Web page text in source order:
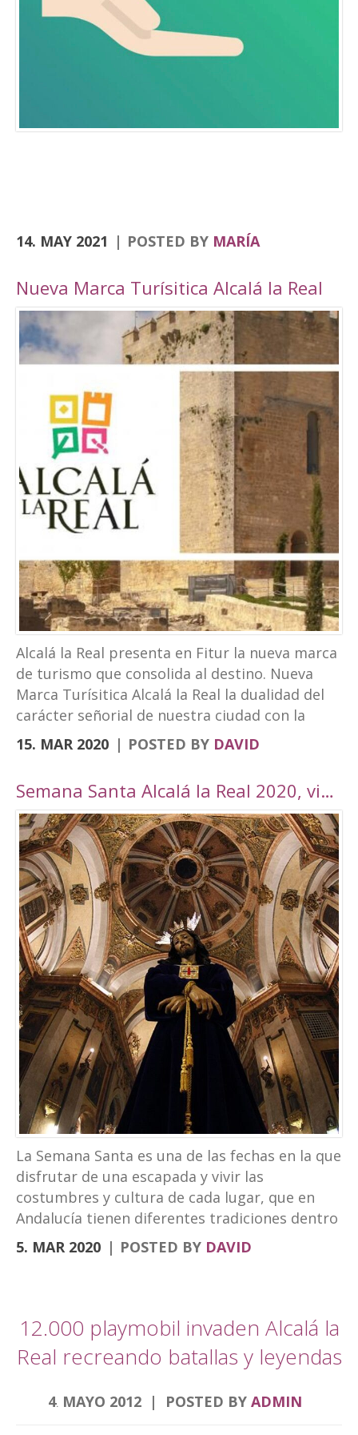
o el yacimiento de Domus Herculana, entre
otros. Incorpora la visita y entrada a la
Fortaleza de la Mota, con su Iglesia Abacial,
el apartado de senderismo, están previstas
14. MAY 2021 POSTED BY MARÍA
Nueva Marca Turísitica Alcalá la Real
Alcalá la Real presenta en Fitur la nueva marca
de turismo que consolida al destino. Nueva
Marca Turísitica Alcalá la Real la dualidad del
carácter señorial de nuestra ciudad con la
vanguardia y su realidad actual de ciudad
moderna. Fortaleza Abacial y pueblo nuevo.
«convivimos siendo además tierra de frontera
y que hemos querido plasmar en esta marca
tan poderosa». A través de cuatro elementos y
cuatro colores el logo destaca cultura,
patrimonio, entorno natural y experiencias. El
símbolo amarillo, que recuerda a un ojo,
engloba toda la cultura y singularidades de la
ciudad. El naranja, que representa la silueta de
una atalaya, se destina al patrimonio e
historia. El verde, por su parte, que dibuja una
hoja, es el elemento que identificará todo el
mundo rural y natural del municipio, junto con
el turismo activo. Por último, el tono magenta
simboliza un sendero abierto y se centra en el
turismo experiencial, unido al ocio y los
eventos. La marca puede verse en las
banderolas que el Ayuntamiento ha instalado
en la fachada de Palacio Abacial y el entorno de
Capuchinos, en el Paseo de los Álamos. El
cartel de la Semana […]
15. MAR 2020 POSTED BY DAVID
Semana Santa Alcalá la Real 2020, viaje por Andalucía
La Semana Santa es una de las fechas en la que
disfrutar de una escapada y vivir las
costumbres y cultura de cada lugar, que en
Andalucía tienen diferentes tradiciones dentro
de la Semana Santa. Desde el Hotel
Torrepalma te traemos una escapad diferente.
hacer en viajes cortos. Semana Santa Alcalá la
Real, roadtrip Córdoba, Granada y Jaén
Comenzamos por la Semana Santa de Alcalá la
Nuestra Semana de pasión es única sin duda
5. MAR 2020 POSTED BY DAVID
12.000 playmobil invaden Alcalá la
Real recreando batallas y leyendas
4. MAYO 2012 POSTED BY ADMIN